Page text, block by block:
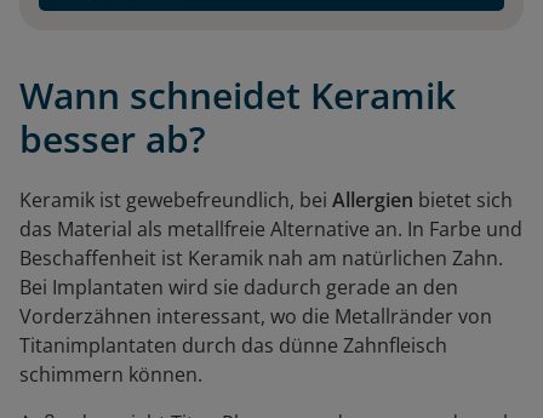
Wann schneidet Keramik
besser ab?
Keramik ist gewebefreundlich, bei Allergien bietet sich
das Material als metallfreie Alternative an. In Farbe und
Beschaffenheit ist Keramik nah am natürlichen Zahn.
Bei Implantaten wird sie dadurch gerade an den
Vorderzähnen interessant, wo die Metallränder von
Titanimplantaten durch das dünne Zahnfleisch
schimmern können.